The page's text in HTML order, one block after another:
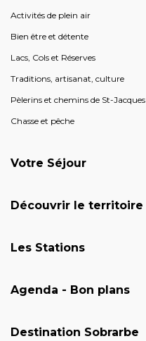
Activités de plein air
Bien être et détente
Lacs, Cols et Réserves
Traditions, artisanat, culture
Pèlerins et chemins de St-Jacques
Chasse et pêche
Votre Séjour
Découvrir le territoire
Les Stations
Agenda - Bon plans
Destination Sobrarbe